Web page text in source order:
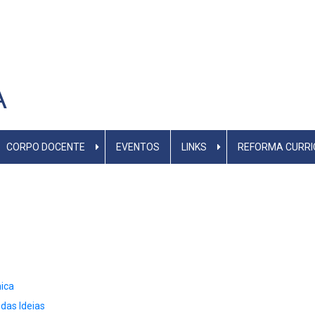
CORPO DOCENTE EVENTOS LINKS REFORMA
Ideias